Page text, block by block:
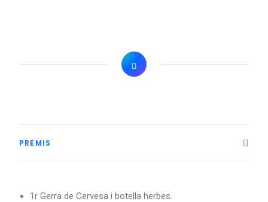
PREMIS
1r Gerra de Cervesa i botella herbes.